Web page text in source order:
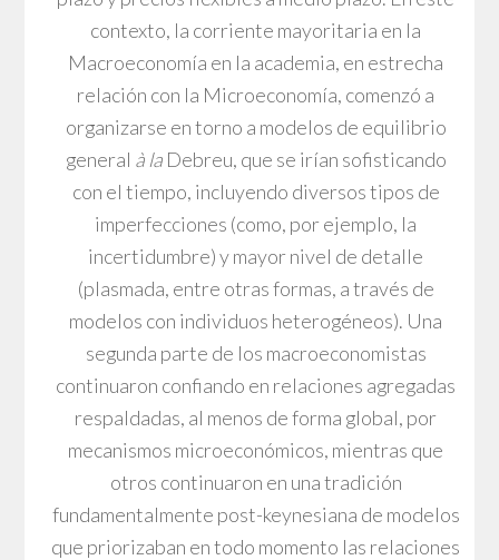
contexto, la corriente mayoritaria en la
Macroeconomía en la academia, en estrecha
relación con la Microeconomía, comenzó a
organizarse en torno a modelos de equilibrio
general à laDebreu, que se irían sofisticando
con el tiempo, incluyendo diversos tipos de
imperfecciones (como, por ejemplo, la
incertidumbre) y mayor nivel de detalle
(plasmada, entre otras formas, a través de
modelos con individuos heterogéneos). Una
segunda parte de los macroeconomistas
continuaron confiando en relaciones agregadas
respaldadas, al menos de forma global, por
mecanismos microeconómicos, mientras que
otros continuaron en una tradición
fundamentalmente post-keynesiana de modelos
que priorizaban en todo momento las relaciones